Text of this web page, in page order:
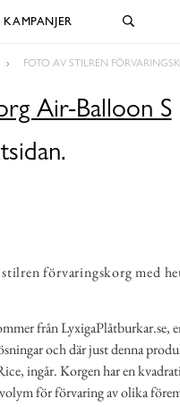
KAMPANJER
FOTO AV STILREN
Air-Balloon S
förvaringskorg med
från LyxigaPlåtburkar.se,
och där just denna
ingår. Korgen har en
för förvaring av olika